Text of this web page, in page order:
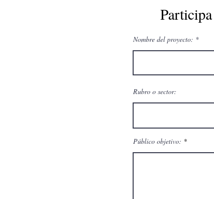
Nombre del proyecto:
Rubro o sector:
Público objetivo: